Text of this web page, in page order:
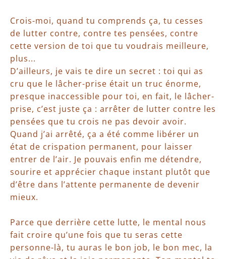
Crois-moi, quand tu comprends ça, tu cesses
de lutter contre, contre tes pensées, contre
cette version de toi que tu voudrais meilleure,
plus...
D’ailleurs, je vais te dire un secret : toi qui as
cru que le lâcher-prise était un truc énorme,
presque inaccessible pour toi, en fait, le lâcher-
prise, c’est juste ça : arrêter de lutter contre les
pensées que tu crois ne pas devoir avoir.
Quand j’ai arrêté, ça a été comme libérer un
état de crispation permanent, pour laisser
entrer de l’air. Je pouvais enfin me détendre,
sourire et apprécier chaque instant plutôt que
d’être dans l’attente permanente de devenir
mieux.
Parce que derrière cette lutte, le mental nous
fait croire qu’une fois que tu seras cette
personne-là, tu auras le bon job, le bon mec, la